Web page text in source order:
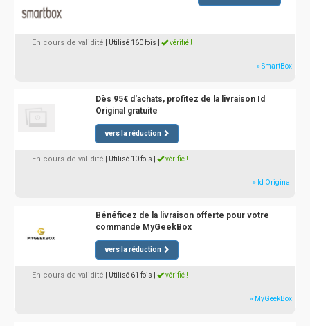
En cours de validité | Utilisé 160 fois vérifié !
» SmartBox
Dès 95€ d'achats, profitez de la livraison Id
Original gratuite
vers la réduction
En cours de validité | Utilisé 10 fois vérifié !
» Id Original
Bénéficez de la livraison offerte pour votre
commande MyGeekBox
vers la réduction
En cours de validité | Utilisé 61 fois vérifié !
» MyGeekBox